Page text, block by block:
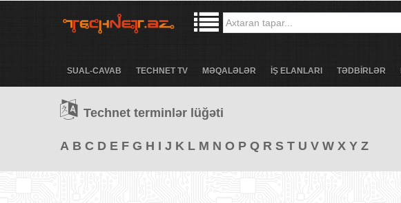
SUAL-CAVAB TECHNET TV MƏQALƏLƏR İŞ ELANLARI TƏDBİRLƏR
Technet terminlər lüğəti
A B C D E F G H I J K L M N O P Q R S T U V W X Y Z